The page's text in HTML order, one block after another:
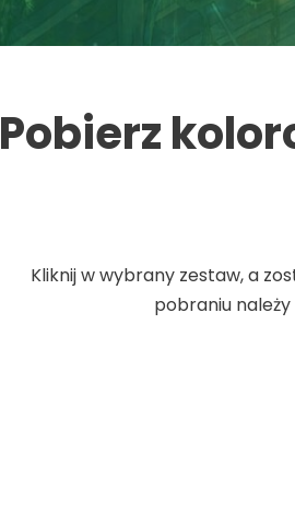
Pobierz
Kliknij w wybrany zestaw, a
pobraniu